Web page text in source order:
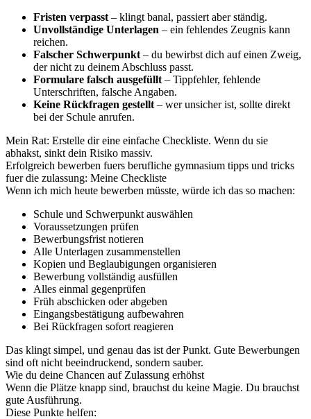
Fristen verpasst – klingt banal, passiert aber ständig.
Unvollständige Unterlagen – ein fehlendes Zeugnis kann
reichen.
Falscher Schwerpunkt – du bewirbst dich auf einen Zweig,
der nicht zu deinem Abschluss passt.
Formulare falsch ausgefüllt – Tippfehler, fehlende
Unterschriften, falsche Angaben.
Keine Rückfragen gestellt – wer unsicher ist, sollte direkt
bei der Schule anrufen.
Mein Rat: Erstelle dir eine einfache Checkliste. Wenn du sie
abhakst, sinkt dein Risiko massiv.
Erfolgreich bewerben fuers berufliche gymnasium tipps und tricks
fuer die zulassung: Meine Checkliste
Wenn ich mich heute bewerben müsste, würde ich das so machen:
Schule und Schwerpunkt auswählen
Voraussetzungen prüfen
Bewerbungsfrist notieren
Alle Unterlagen zusammenstellen
Kopien und Beglaubigungen organisieren
Bewerbung vollständig ausfüllen
Alles einmal gegenprüfen
Früh abschicken oder abgeben
Eingangsbestätigung aufbewahren
Bei Rückfragen sofort reagieren
Das klingt simpel, und genau das ist der Punkt. Gute Bewerbungen
sind oft nicht beeindruckend, sondern sauber.
Wie du deine Chancen auf Zulassung erhöhst
Wenn die Plätze knapp sind, brauchst du keine Magie. Du brauchst
gute Ausführung.
Diese Punkte helfen: